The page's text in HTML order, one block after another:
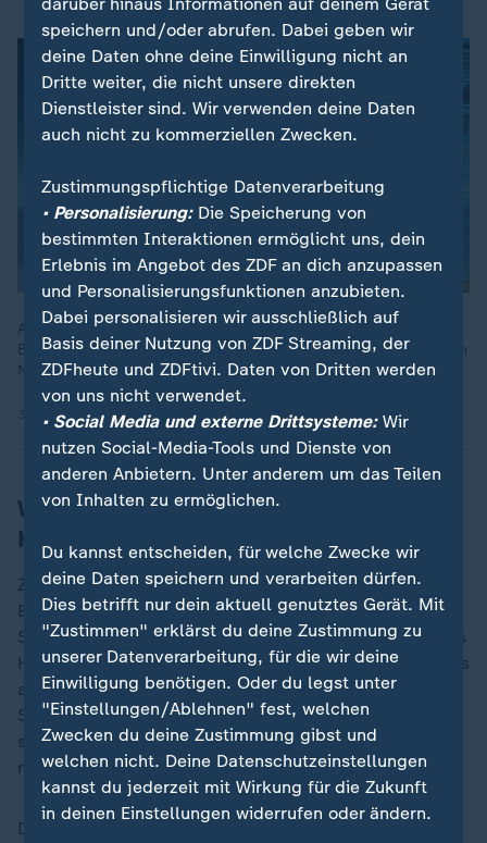
Alle Beteiligten im Gesundheitswesen müssten jetzt ihren
Beitrag zum Sparen leisten, sagt Bundesgesundheitsministerin
Nina Warken (CDU). Tatsache ist: Es fehlen Milliarden.
30.03.2026 | 5:50 min
Warken: Wichtig, einen stabilen
Haushalt zu haben
Zu andererseits geplanten Kürzungen des regulären
Bundeszuschusses sagte Warken, dies sei ein
Sparbeitrag, den alle Ministerien zur Stabilisierung des
Haushalts bringen müssten. "Gewünscht hätten wir uns
alle sicherlich eine bessere Situation und mehr
Spielräume." Aber ihr sei es auch wichtig, einen
stabilen Haushalt zu haben, um auch da die Bürger
nicht weiter zu belasten.
Der Gesetzentwurf, an dem noch an kleineren Punkten
speichern und/oder abrufen. Dabei geben wir
deine Daten ohne deine Einwilligung nicht an
Dritte weiter, die nicht unsere direkten
Dienstleister sind. Wir verwenden deine Daten
auch nicht zu kommerziellen Zwecken.
Zustimmungspflichtige Datenverarbeitung
• Personalisierung:Die Speicherung von
bestimmten Interaktionen ermöglicht uns, dein
Erlebnis im Angebot des ZDF an dich anzupassen
und Personalisierungsfunktionen anzubieten.
Dabei personalisieren wir ausschließlich auf
Basis deiner Nutzung von ZDF Streaming, der
ZDFheute und ZDFtivi. Daten von Dritten werden
von uns nicht verwendet.
• Social Media und externe Drittsysteme:Wir
nutzen Social-Media-Tools und Dienste von
anderen Anbietern. Unter anderem um das Teilen
von Inhalten zu ermöglichen.
Du kannst entscheiden, für welche Zwecke wir
deine Daten speichern und verarbeiten dürfen.
Dies betrifft nur dein aktuell genutztes Gerät. Mit
"Zustimmen" erklärst du deine Zustimmung zu
unserer Datenverarbeitung, für die wir deine
Einwilligung benötigen. Oder du legst unter
"Einstellungen/Ablehnen" fest, welchen
Zwecken du deine Zustimmung gibst und
welchen nicht. Deine Datenschutzeinstellungen
kannst du jederzeit mit Wirkung für die Zukunft
in deinen Einstellungen widerrufen oder ändern.